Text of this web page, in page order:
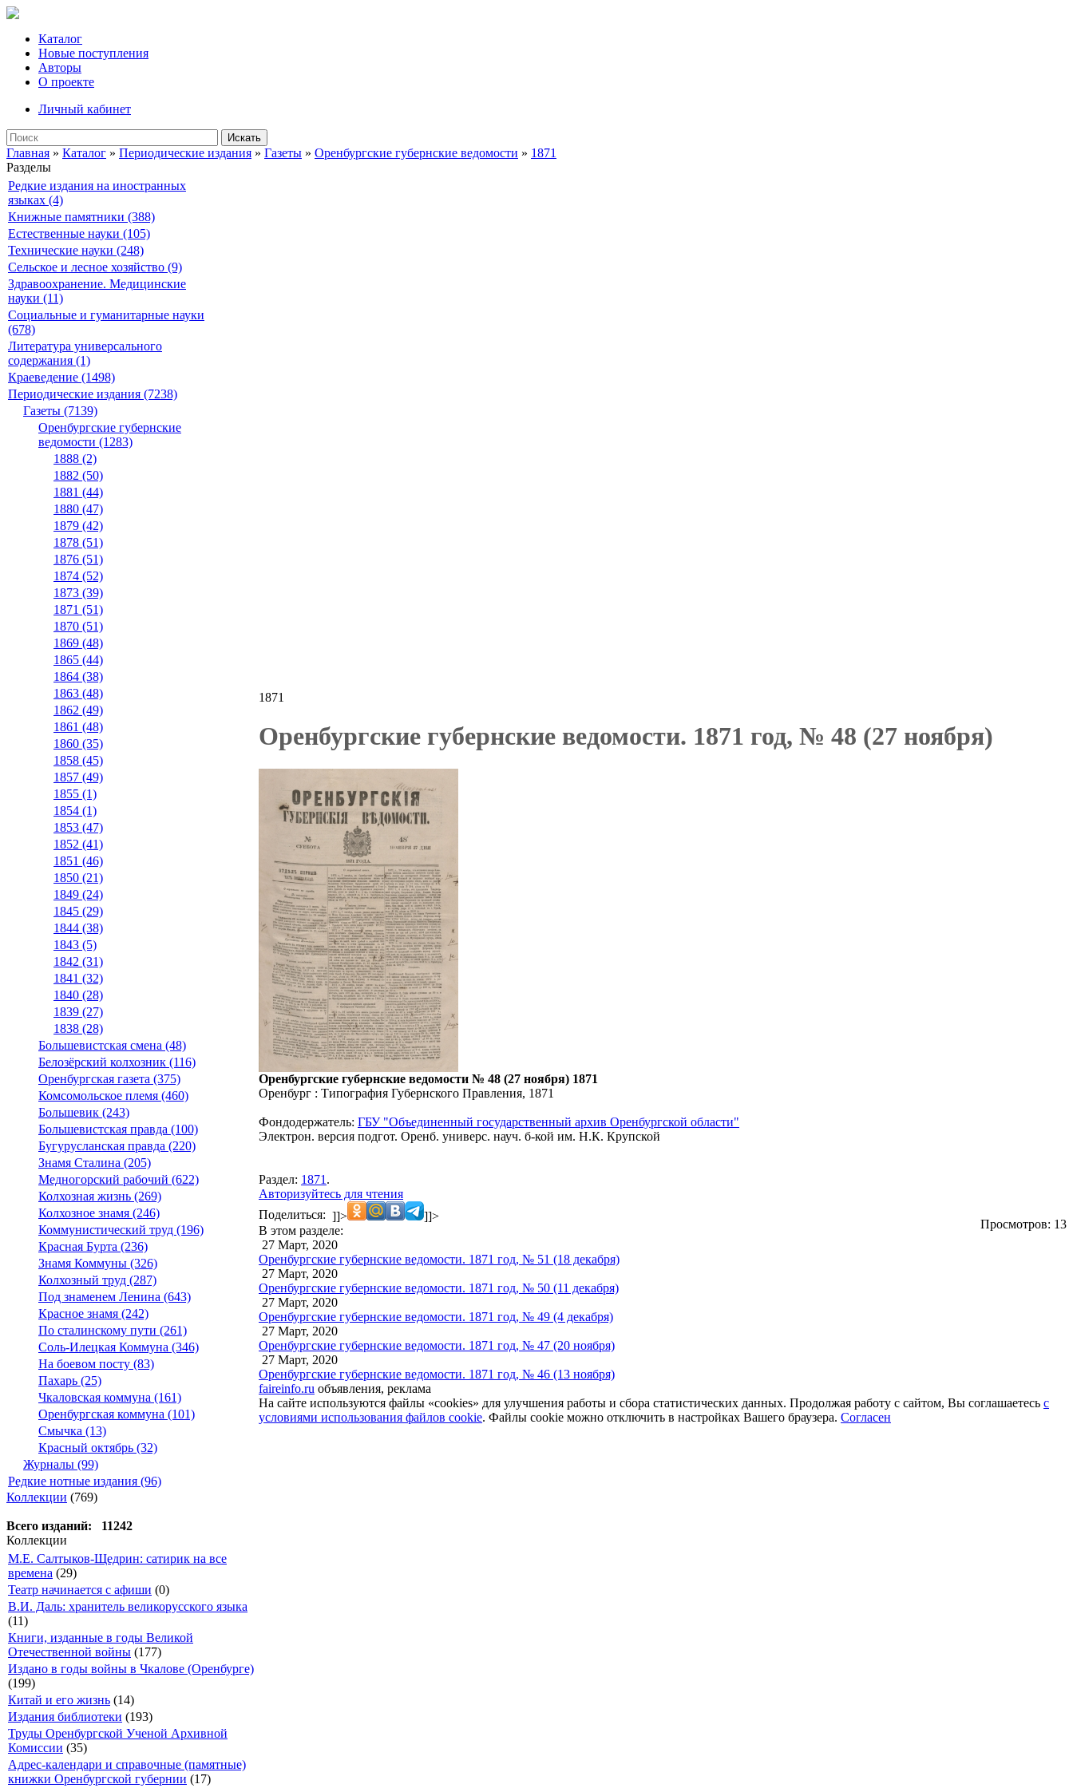
Каталог
Новые поступления
Авторы
О проекте
Личный кабинет
Искать
Главная » Каталог » Периодические издания » Газеты » Оренбургские губернские ведомости » 1871
Разделы
Редкие издания на иностранных
языках (4)
Книжные памятники (388)
Естественные науки (105)
Технические науки (248)
Сельское и лесное хозяйство (9)
Здравоохранение. Медицинские
науки (11)
Социальные и гуманитарные науки
(678)
Литература универсального
содержания (1)
Краеведение (1498)
Периодические издания (7238)
Газеты (7139)
Оренбургские губернские
ведомости (1283)
1888 (2)
1882 (50)
1881 (44)
1880 (47)
1879 (42)
1878 (51)
1876 (51)
1874 (52)
1873 (39)
1871 (51)
1870 (51)
1869 (48)
1865 (44)
1864 (38)
1863 (48)
1862 (49)
1861 (48)
1860 (35)
1858 (45)
1857 (49)
1855 (1)
1854 (1)
1853 (47)
1852 (41)
1851 (46)
1850 (21)
1849 (24)
1845 (29)
1844 (38)
1843 (5)
1842 (31)
1841 (32)
1840 (28)
1839 (27)
1838 (28)
Большевистская смена (48)
Белозёрский колхозник (116)
Оренбургская газета (375)
Комсомольское племя (460)
Большевик (243)
Большевистская правда (100)
Бугурусланская правда (220)
Знамя Сталина (205)
Медногорский рабочий (622)
Колхозная жизнь (269)
Колхозное знамя (246)
Коммунистический труд (196)
Красная Бурта (236)
Знамя Коммуны (326)
Колхозный труд (287)
Под знаменем Ленина (643)
Красное знамя (242)
По сталинскому пути (261)
Соль-Илецкая Коммуна (346)
На боевом посту (83)
Пахарь (25)
Чкаловская коммуна (161)
Оренбургская коммуна (101)
Смычка (13)
Красный октябрь (32)
Журналы (99)
Редкие нотные издания (96)
Коллекции (769)
Всего изданий: 11242
Коллекции
М.Е. Салтыков-Щедрин: сатирик на все
времена (29)
Театр начинается с афиши (0)
В.И. Даль: хранитель великорусского языка
(11)
Книги, изданные в годы Великой
Отечественной войны (177)
Издано в годы войны в Чкалове (Оренбурге)
(199)
Китай и его жизнь (14)
Издания библиотеки (193)
Труды Оренбургской Ученой Архивной
Комиссии (35)
Адрес-календари и справочные (памятные)
книжки Оренбургской губернии (17)
1871
Оренбургские губернские ведомости. 1871 год, № 48 (27 ноября)
Оренбургские губернские ведомости № 48 (27 ноября) 1871
Оренбург : Типография Губернского Правления, 1871
Фондодержатель: ГБУ "Объединенный государственный архив Оренбургской области"
Электрон. версия подгот. Оренб. универс. науч. б-кой им. Н.К. Крупской
Раздел: 1871 .
Авторизуйтесь для чтения
Просмотров: 13
Поделиться: ]]>
]]>
В этом разделе:
27 Март, 2020
Оренбургские губернские ведомости. 1871 год, № 51 (18 декабря)
27 Март, 2020
Оренбургские губернские ведомости. 1871 год, № 50 (11 декабря)
27 Март, 2020
Оренбургские губернские ведомости. 1871 год, № 49 (4 декабря)
27 Март, 2020
Оренбургские губернские ведомости. 1871 год, № 47 (20 ноября)
27 Март, 2020
Оренбургские губернские ведомости. 1871 год, № 46 (13 ноября)
faireinfo.ru объявления, реклама
На сайте используются файлы «cookies» для улучшения работы и сбора статистических данных. Продолжая работу с сайтом, Вы соглашаетесь с
условиями использования файлов cookie. Файлы cookie можно отключить в настройках Вашего браузера. Согласен